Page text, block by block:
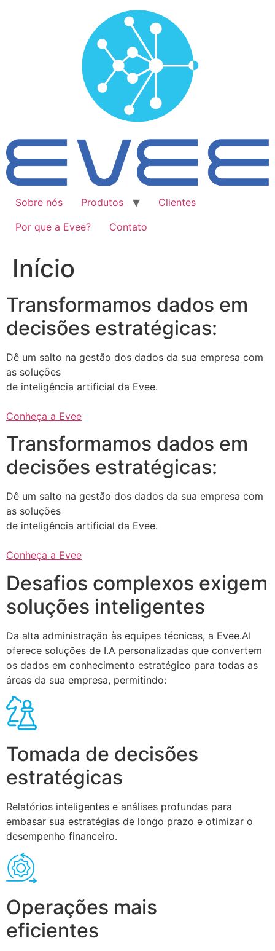
Sobre nós Produtos
Clientes
Por que a Evee?
Contato
Início
Transformamos dados em
decisões estratégicas:
Dê um salto na gestão dos dados da sua empresa com
as soluções
de inteligência artificial da Evee.
Conheça a Evee
Transformamos dados em
decisões estratégicas:
Dê um salto na gestão dos dados da sua empresa com
as soluções
de inteligência artificial da Evee.
Conheça a Evee
Desafios complexos exigem
soluções inteligentes
Da alta administração às equipes técnicas, a Evee.AI
oferece soluções de I.A personalizadas que convertem
os dados em conhecimento estratégico para todas as
áreas da sua empresa, permitindo:
Tomada de decisões
estratégicas
Relatórios inteligentes e análises profundas para
embasar sua estratégias de longo prazo e otimizar o
desempenho financeiro.
Operações mais
eficientes